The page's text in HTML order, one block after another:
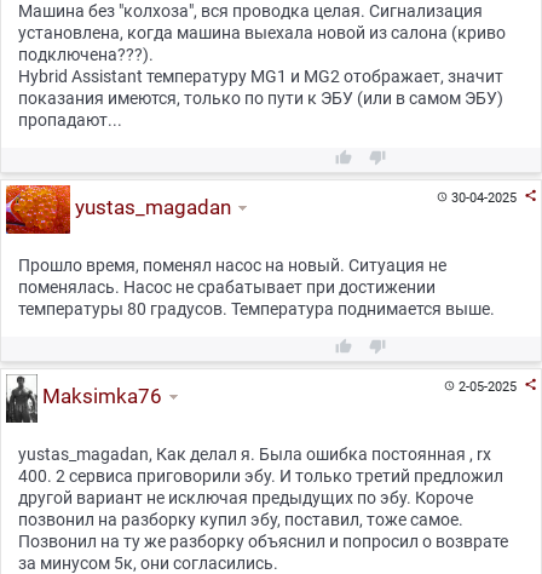
Машина без "колхоза", вся проводка целая. Сигнализация
установлена, когда машина выехала новой из салона (криво
подключена???).
Hybrid Assistant температуру MG1 и MG2 отображает, значит
показания имеются, только по пути к ЭБУ (или в самом ЭБУ)
пропадают...
 
30-04-2025 
yustas_magadan
Прошло время, поменял насос на новый. Ситуация не
поменялась. Насос не срабатывает при достижении
температуры 80 градусов. Температура поднимается выше.
 
2-05-2025 
Maksimka76
yustas_magadan, Как делал я. Была ошибка постоянная , rx
400. 2 сервиса приговорили эбу. И только третий предложил
другой вариант не исключая предыдущих по эбу. Короче
позвонил на разборку купил эбу, поставил, тоже самое.
Позвонил на ту же разборку объяснил и попросил о возврате
за минусом 5к, они согласились.